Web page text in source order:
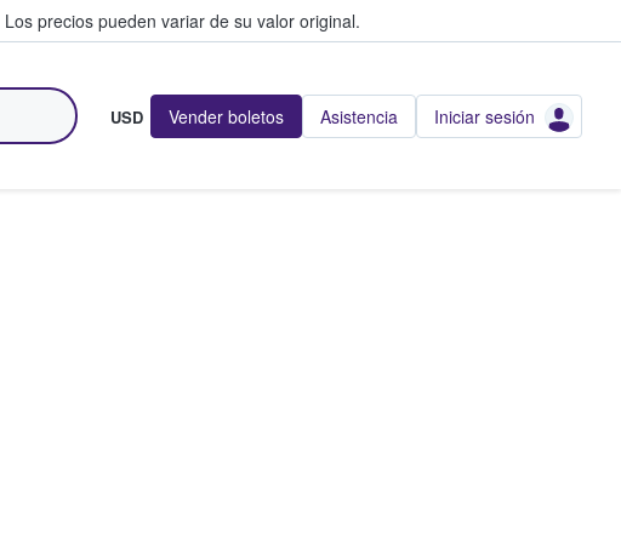
Los precios pueden variar de su valor original.
USD Vender boletos Asistencia Iniciar sesión